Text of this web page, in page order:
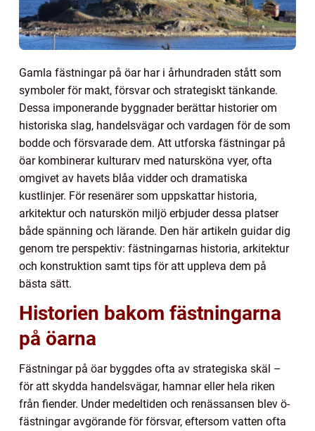
Gamla fästningar på öar har i århundraden stått som
symboler för makt, försvar och strategiskt tänkande.
Dessa imponerande byggnader berättar historier om
historiska slag, handelsvägar och vardagen för de som
bodde och försvarade dem. Att utforska fästningar på
öar kombinerar kulturarv med natursköna vyer, ofta
omgivet av havets blåa vidder och dramatiska
kustlinjer. För resenärer som uppskattar historia,
arkitektur och naturskön miljö erbjuder dessa platser
både spänning och lärande. Den här artikeln guidar dig
genom tre perspektiv: fästningarnas historia, arkitektur
och konstruktion samt tips för att uppleva dem på
bästa sätt.
Historien bakom fästningarna
på öarna
Fästningar på öar byggdes ofta av strategiska skäl –
för att skydda handelsvägar, hamnar eller hela riken
från fiender. Under medeltiden och renässansen blev ö-
fästningar avgörande för försvar, eftersom vatten ofta